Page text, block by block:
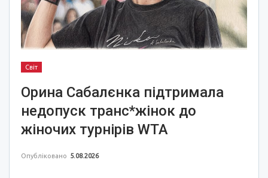
Світ
Орина Сабалєнка підтримала
недопуск транс*жінок до
жіночих турнірів WTA
Опубліковано 5.08.2026